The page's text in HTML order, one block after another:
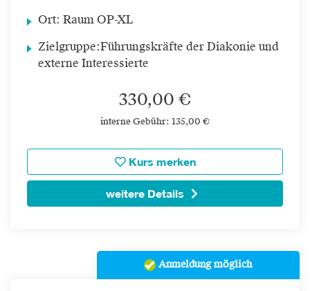
Ort: Raum OP-XL
Zielgruppe:Führungskräfte der Diakonie und
externe Interessierte
330,00 €
interne Gebühr: 135,00 €
Kurs merken
weitere Details
Anmeldung möglich